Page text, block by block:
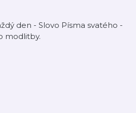
den - Slovo Písma svatého -
modlitby.